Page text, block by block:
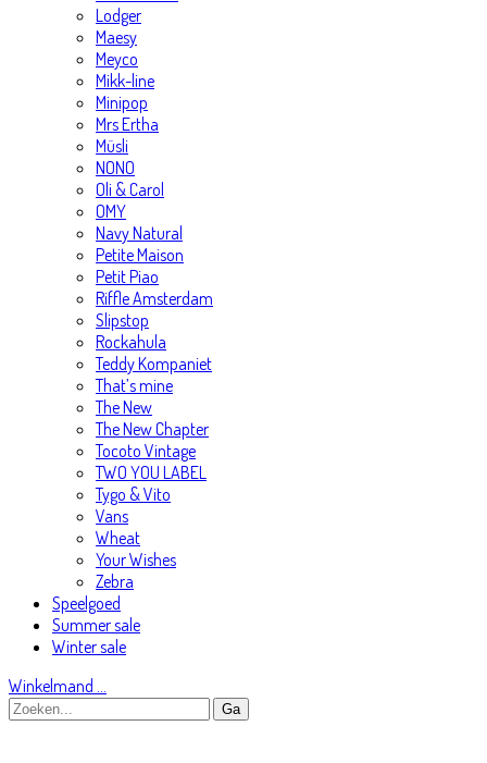
Lodger
Maesy
Meyco
Mikk-line
Minipop
Mrs Ertha
Müsli
NONO
Oli & Carol
OMY
Navy Natural
Petite Maison
Petit Piao
Riffle Amsterdam
Slipstop
Rockahula
Teddy Kompaniet
That’s mine
The New
The New Chapter
Tocoto Vintage
TWO YOU LABEL
Tygo & Vito
Vans
Wheat
Your Wishes
Zebra
Speelgoed
Summer sale
Winter sale
Winkelmand …